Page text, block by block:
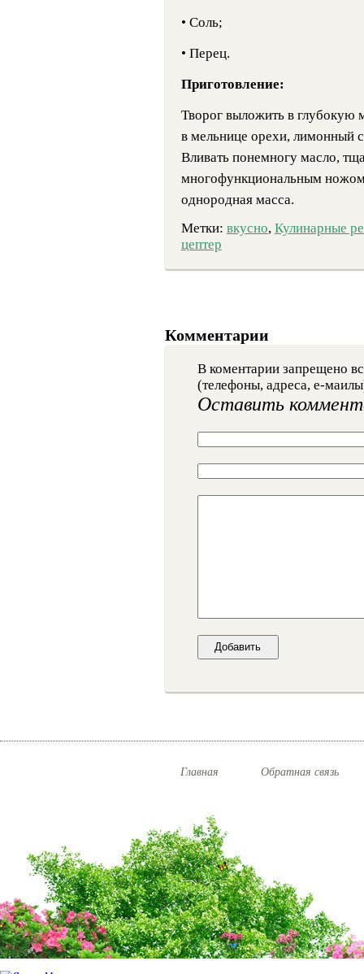
• Соль;
• Перец.
Приготовление:
Творог выложить в глубокую
в мельнице орехи, лимонный
Вливать понемногу масло,
многофункциональным ножом
однородная масса.
Метки: вкусно, Кулинарные
цептер
Комментарии
В коментарии запрещено
(телефоны, адреса, е-
Оставить
Главная Обратная связь